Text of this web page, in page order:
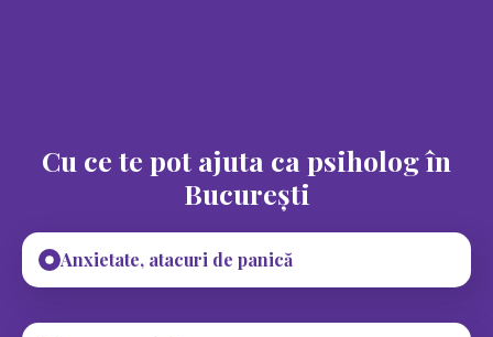
Cu ce te pot ajuta ca psiholog în
București
Anxietate, atacuri de panică